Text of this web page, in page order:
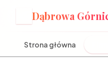
Dąbrowa
Strona główna